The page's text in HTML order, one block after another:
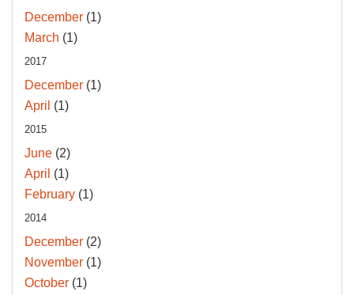
December (1)
March (1)
2017
December (1)
April (1)
2015
June (2)
April (1)
February (1)
2014
December (2)
November (1)
October (1)